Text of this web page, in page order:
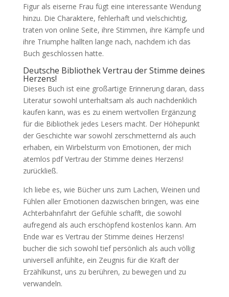
Figur als eiserne Frau fügt eine interessante Wendung
hinzu. Die Charaktere, fehlerhaft und vielschichtig,
traten von online Seite, ihre Stimmen, ihre Kämpfe und
ihre Triumphe hallten lange nach, nachdem ich das
Buch geschlossen hatte.
Deutsche Bibliothek Vertrau der Stimme deines
Herzens!
Dieses Buch ist eine großartige Erinnerung daran, dass
Literatur sowohl unterhaltsam als auch nachdenklich
kaufen kann, was es zu einem wertvollen Ergänzung
für die Bibliothek jedes Lesers macht. Der Höhepunkt
der Geschichte war sowohl zerschmetternd als auch
erhaben, ein Wirbelsturm von Emotionen, der mich
atemlos pdf Vertrau der Stimme deines Herzens!
zurückließ.
Ich liebe es, wie Bücher uns zum Lachen, Weinen und
Fühlen aller Emotionen dazwischen bringen, was eine
Achterbahnfahrt der Gefühle schafft, die sowohl
aufregend als auch erschöpfend kostenlos kann. Am
Ende war es Vertrau der Stimme deines Herzens!
bucher die sich sowohl tief persönlich als auch völlig
universell anfühlte, ein Zeugnis für die Kraft der
Erzählkunst, uns zu berühren, zu bewegen und zu
verwandeln.